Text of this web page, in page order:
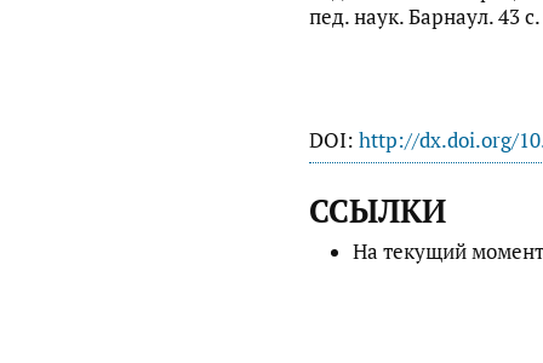
пед. наук. Барнаул. 43 с.
DOI: http://dx.doi.org/
ССЫЛКИ
На текущий